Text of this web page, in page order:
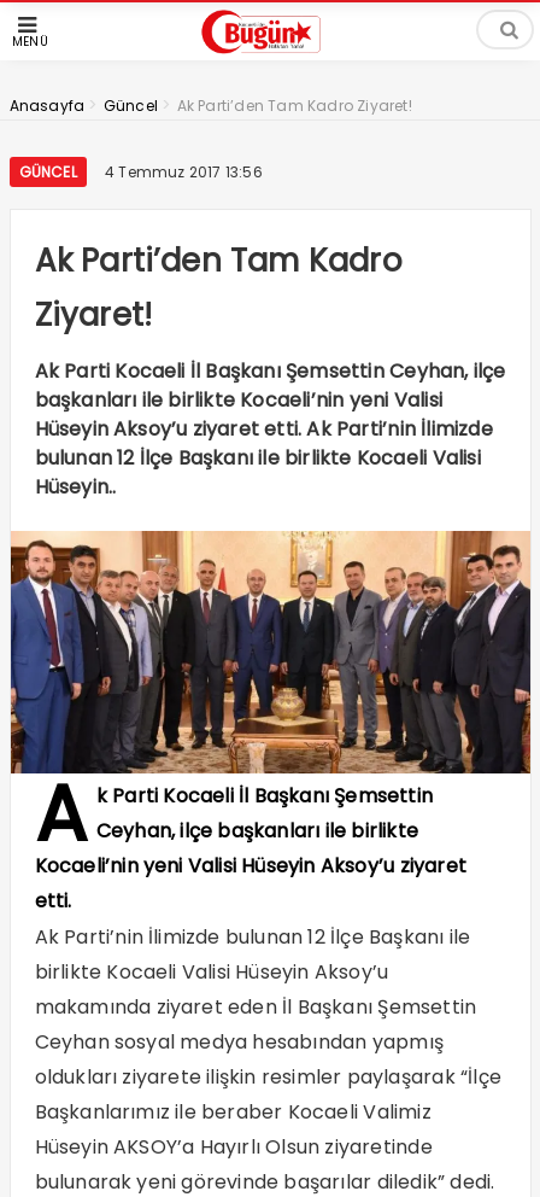
MENÜ
Anasayfa > Güncel > Ak Parti’den Tam Kadro Ziyaret!
GÜNCEL 4 Temmuz 2017 13:56
Ak Parti’den Tam Kadro
Ziyaret!
Ak Parti Kocaeli İl Başkanı Şemsettin Ceyhan, ilçe
başkanları ile birlikte Kocaeli’nin yeni Valisi
Hüseyin Aksoy’u ziyaret etti. Ak Parti’nin İlimizde
bulunan 12 İlçe Başkanı ile birlikte Kocaeli Valisi
Hüseyin..
A k Parti Kocaeli İl Başkanı Şemsettin
Ceyhan, ilçe başkanları ile birlikte
Kocaeli’nin yeni Valisi Hüseyin Aksoy’u ziyaret
etti.
Ak Parti’nin İlimizde bulunan 12 İlçe Başkanı ile
birlikte Kocaeli Valisi Hüseyin Aksoy’u
makamında ziyaret eden İl Başkanı Şemsettin
Ceyhan sosyal medya hesabından yapmış
oldukları ziyarete ilişkin resimler paylaşarak “İlçe
Başkanlarımız ile beraber Kocaeli Valimiz
Hüseyin AKSOY’a Hayırlı Olsun ziyaretinde
bulunarak yeni görevinde başarılar diledik” dedi.